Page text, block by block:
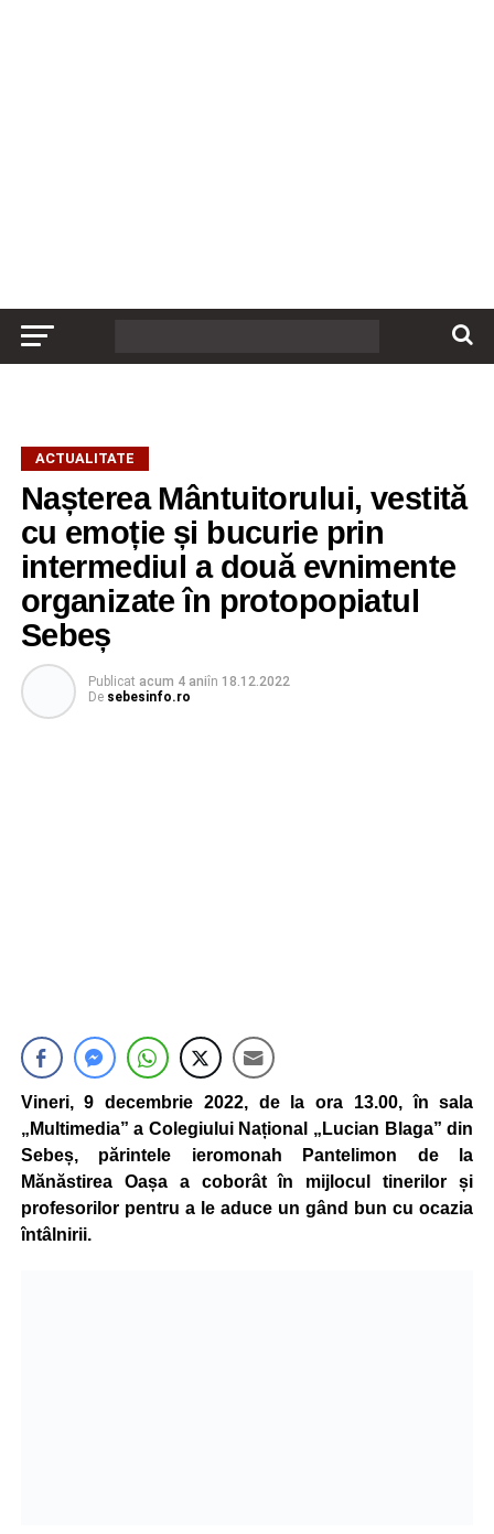
ACTUALITATE
Nașterea Mântuitorului, vestită
cu emoție și bucurie prin
intermediul a două evnimente
organizate în protopopiatul
Sebeș
Publicat acum 4 aniîn 18.12.2022
De sebesinfo.ro
Vineri, 9 decembrie 2022, de la ora 13.00, în sala
„Multimedia” a Colegiului Național „Lucian Blaga” din
Sebeș, părintele ieromonah Pantelimon de la
Mănăstirea Oașa a coborât în mijlocul tinerilor și
profesorilor pentru a le aduce un gând bun cu ocazia
întâlnirii.